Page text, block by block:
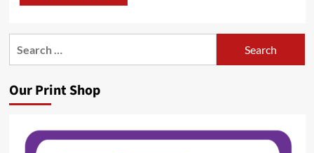
Our Print Shop